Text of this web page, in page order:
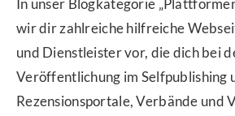
In unser Blogkategorie
wir dir zahlreiche hilfreiche
und Dienstleister vor, die dich bei
Veröffentlichung im Selfpublishing
Rezensionsportale, Verbände und